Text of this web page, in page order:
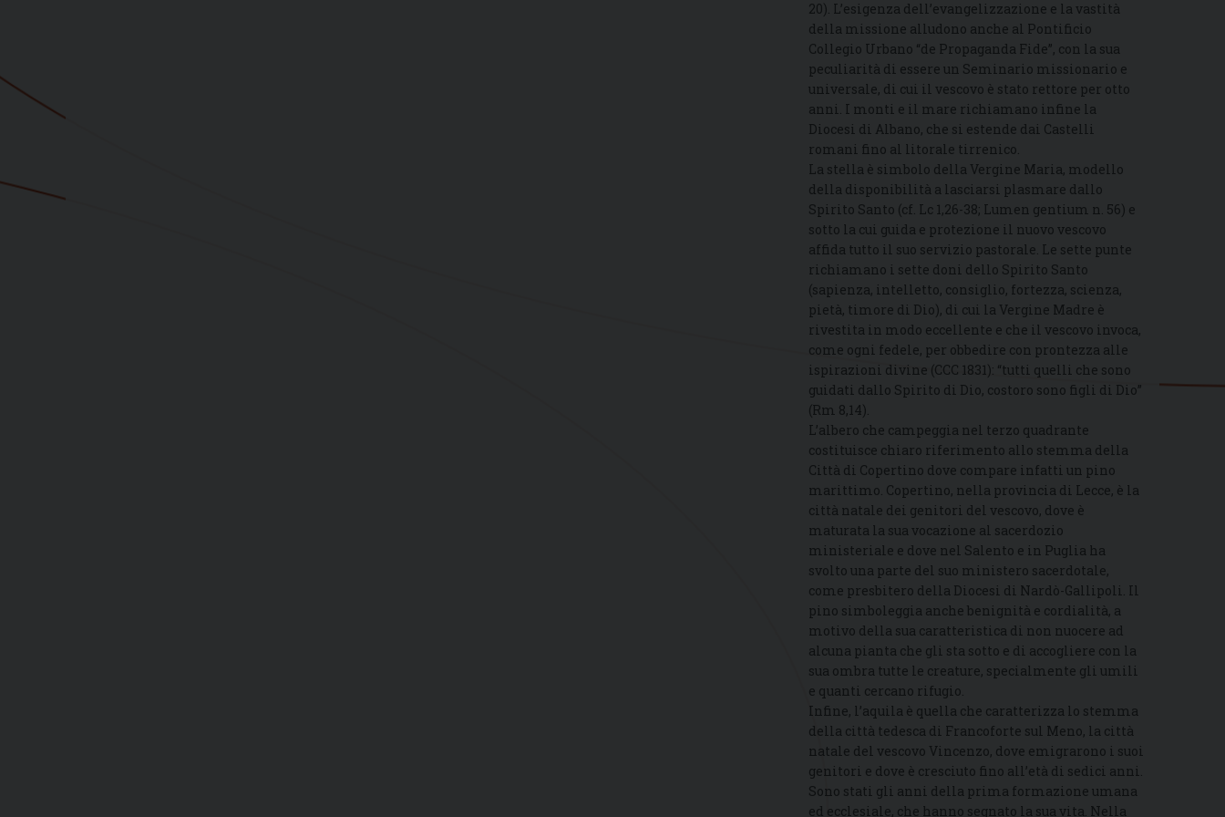
20). L’esigenza dell’evangelizzazione e la vastità
della missione alludono anche al Pontificio
Collegio Urbano “de Propaganda Fide”, con la sua
peculiarità di essere un Seminario missionario e
universale, di cui il vescovo è stato rettore per otto
anni. I monti e il mare richiamano infine la
Diocesi di Albano, che si estende dai Castelli
romani fino al litorale tirrenico.
La stella è simbolo della Vergine Maria, modello
della disponibilità a lasciarsi plasmare dallo
Spirito Santo (cf. Lc 1,26-38; Lumen gentium n. 56) e
sotto la cui guida e protezione il nuovo vescovo
affida tutto il suo servizio pastorale. Le sette punte
richiamano i sette doni dello Spirito Santo
(sapienza, intelletto, consiglio, fortezza, scienza,
pietà, timore di Dio), di cui la Vergine Madre è
rivestita in modo eccellente e che il vescovo invoca,
come ogni fedele, per obbedire con prontezza alle
ispirazioni divine (CCC 1831): “tutti quelli che sono
guidati dallo Spirito di Dio, costoro sono figli di Dio”
(Rm 8,14).
L’albero che campeggia nel terzo quadrante
costituisce chiaro riferimento allo stemma della
Città di Copertino dove compare infatti un pino
marittimo. Copertino, nella provincia di Lecce, è la
città natale dei genitori del vescovo, dove è
maturata la sua vocazione al sacerdozio
ministeriale e dove nel Salento e in Puglia ha
svolto una parte del suo ministero sacerdotale,
come presbitero della Diocesi di Nardò-Gallipoli. Il
pino simboleggia anche benignità e cordialità, a
motivo della sua caratteristica di non nuocere ad
alcuna pianta che gli sta sotto e di accogliere con la
sua ombra tutte le creature, specialmente gli umili
e quanti cercano rifugio.
Infine, l’aquila è quella che caratterizza lo stemma
della città tedesca di Francoforte sul Meno, la città
natale del vescovo Vincenzo, dove emigrarono i suoi
genitori e dove è cresciuto fino all’età di sedici anni.
Sono stati gli anni della prima formazione umana
ed ecclesiale, che hanno segnato la sua vita. Nella